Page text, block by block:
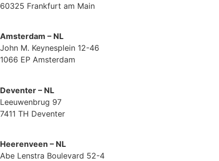
60325 Frankfurt am Main
Amsterdam – NL
John M. Keynesplein 12-46
1066 EP Amsterdam
Deventer – NL
Leeuwenbrug 97
7411 TH Deventer
Heerenveen – NL
Abe Lenstra Boulevard 52-4